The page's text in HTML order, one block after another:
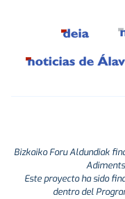
Bizkaiko Foru Aldundiak
Este proyecto ha sido
dentro del